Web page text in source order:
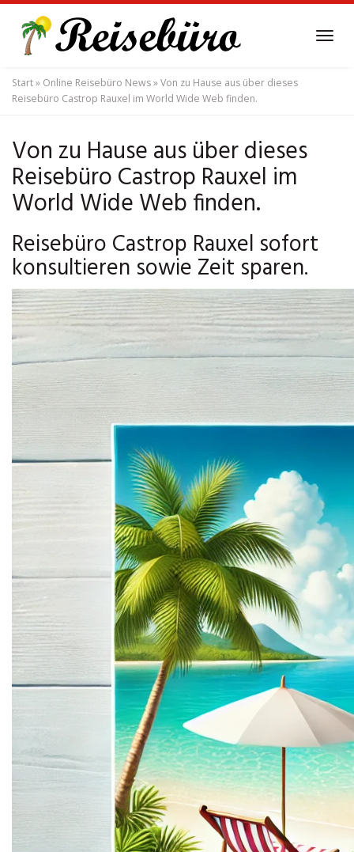
main
content
Start» Online Reisebüro News»Von zu Hause aus über dieses
Reisebüro Castrop Rauxel im World Wide Web finden.
Von zu Hause aus über dieses
Reisebüro Castrop Rauxel im
World Wide Web finden.
Reisebüro Castrop Rauxel sofort
konsultieren sowie Zeit sparen.